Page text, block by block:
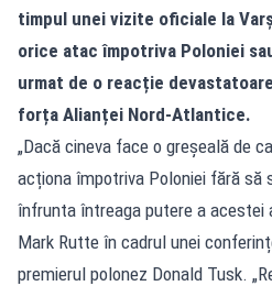
timpul unei vizite oficiale la
orice atac împotriva Poloniei
urmat de o reacție
forța Alianței Nord-Atlantice.
„Dacă cineva face o greșeală de
acționa împotriva Poloniei fără să
înfrunta întreaga putere a acestei
Mark Rutte în cadrul unei
premierul polonez Donald Tusk.